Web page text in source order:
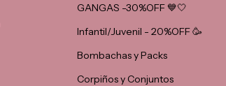
GANGAS -30%OFF 💙🤍
Infantil/Juvenil - 20%OFF 🥳
Bombachas y Packs
Corpiños y Conjuntos